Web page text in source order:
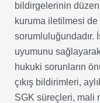
bildirgelerinin
kuruma iletilmesi
sorumluluğundadır.
uyumunu
hukuki sorunların
çıkış bildirimleri,
SGK süreçleri, mali